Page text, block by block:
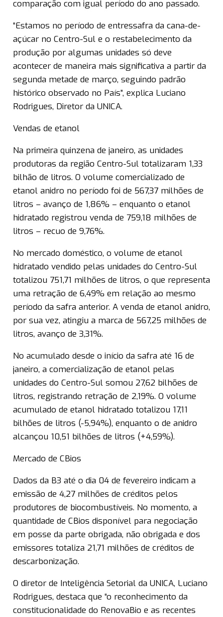
comparação com igual período do ano passado.
“Estamos no período de entressafra da cana-de-
açúcar no Centro-Sul e o restabelecimento da
produção por algumas unidades só deve
acontecer de maneira mais significativa a partir da
segunda metade de março, seguindo padrão
histórico observado no País”, explica Luciano
Rodrigues, Diretor da UNICA.
Vendas de etanol
Na primeira quinzena de janeiro, as unidades
produtoras da região Centro-Sul totalizaram 1,33
bilhão de litros. O volume comercializado de
etanol anidro no período foi de 567,37 milhões de
litros – avanço de 1,86% – enquanto o etanol
hidratado registrou venda de 759,18 milhões de
litros – recuo de 9,76%.
No mercado doméstico, o volume de etanol
hidratado vendido pelas unidades do Centro-Sul
totalizou 751,71 milhões de litros, o que representa
uma retração de 6,49% em relação ao mesmo
período da safra anterior. A venda de etanol anidro,
por sua vez, atingiu a marca de 567,25 milhões de
litros, avanço de 3,31%.
No acumulado desde o início da safra até 16 de
janeiro, a comercialização de etanol pelas
unidades do Centro-Sul somou 27,62 bilhões de
litros, registrando retração de 2,19%. O volume
acumulado de etanol hidratado totalizou 17,11
bilhões de litros (-5,94%), enquanto o de anidro
alcançou 10,51 bilhões de litros (+4,59%).
Mercado de CBios
Dados da B3 até o dia 04 de fevereiro indicam a
emissão de 4,27 milhões de créditos pelos
produtores de biocombustíveis. No momento, a
quantidade de CBios disponível para negociação
em posse da parte obrigada, não obrigada e dos
emissores totaliza 21,71 milhões de créditos de
descarbonização.
O diretor de Inteligência Setorial da UNICA, Luciano
Rodrigues, destaca que “o reconhecimento da
constitucionalidade do RenovaBio e as recentes